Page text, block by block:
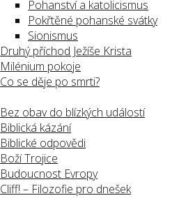
Pohanství a katolicismus
Pokřtěné pohanské svátky
Sionismus
Druhý příchod Ježíše Krista
Milénium pokoje
Co se děje po smrti?
Bez obav do blízkých událostí
Biblická kázání
Biblické odpovědi
Boží Trojice
Budoucnost Evropy
Cliff! – Filozofie pro dnešek